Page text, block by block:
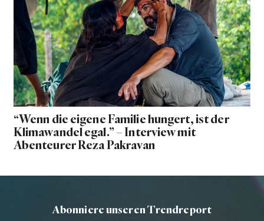
“Wenn die eigene Familie hungert, ist der
Klimawandel egal.” – Interview mit
Abenteurer Reza Pakravan
Abonniere unseren Trendreport